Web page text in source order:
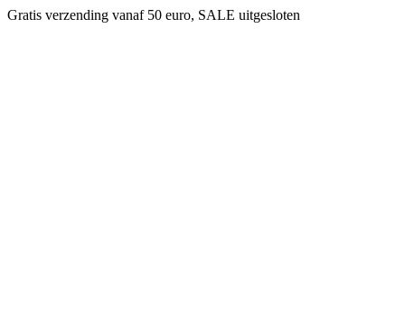
Gratis verzending vanaf 50 euro, SALE uitgesloten